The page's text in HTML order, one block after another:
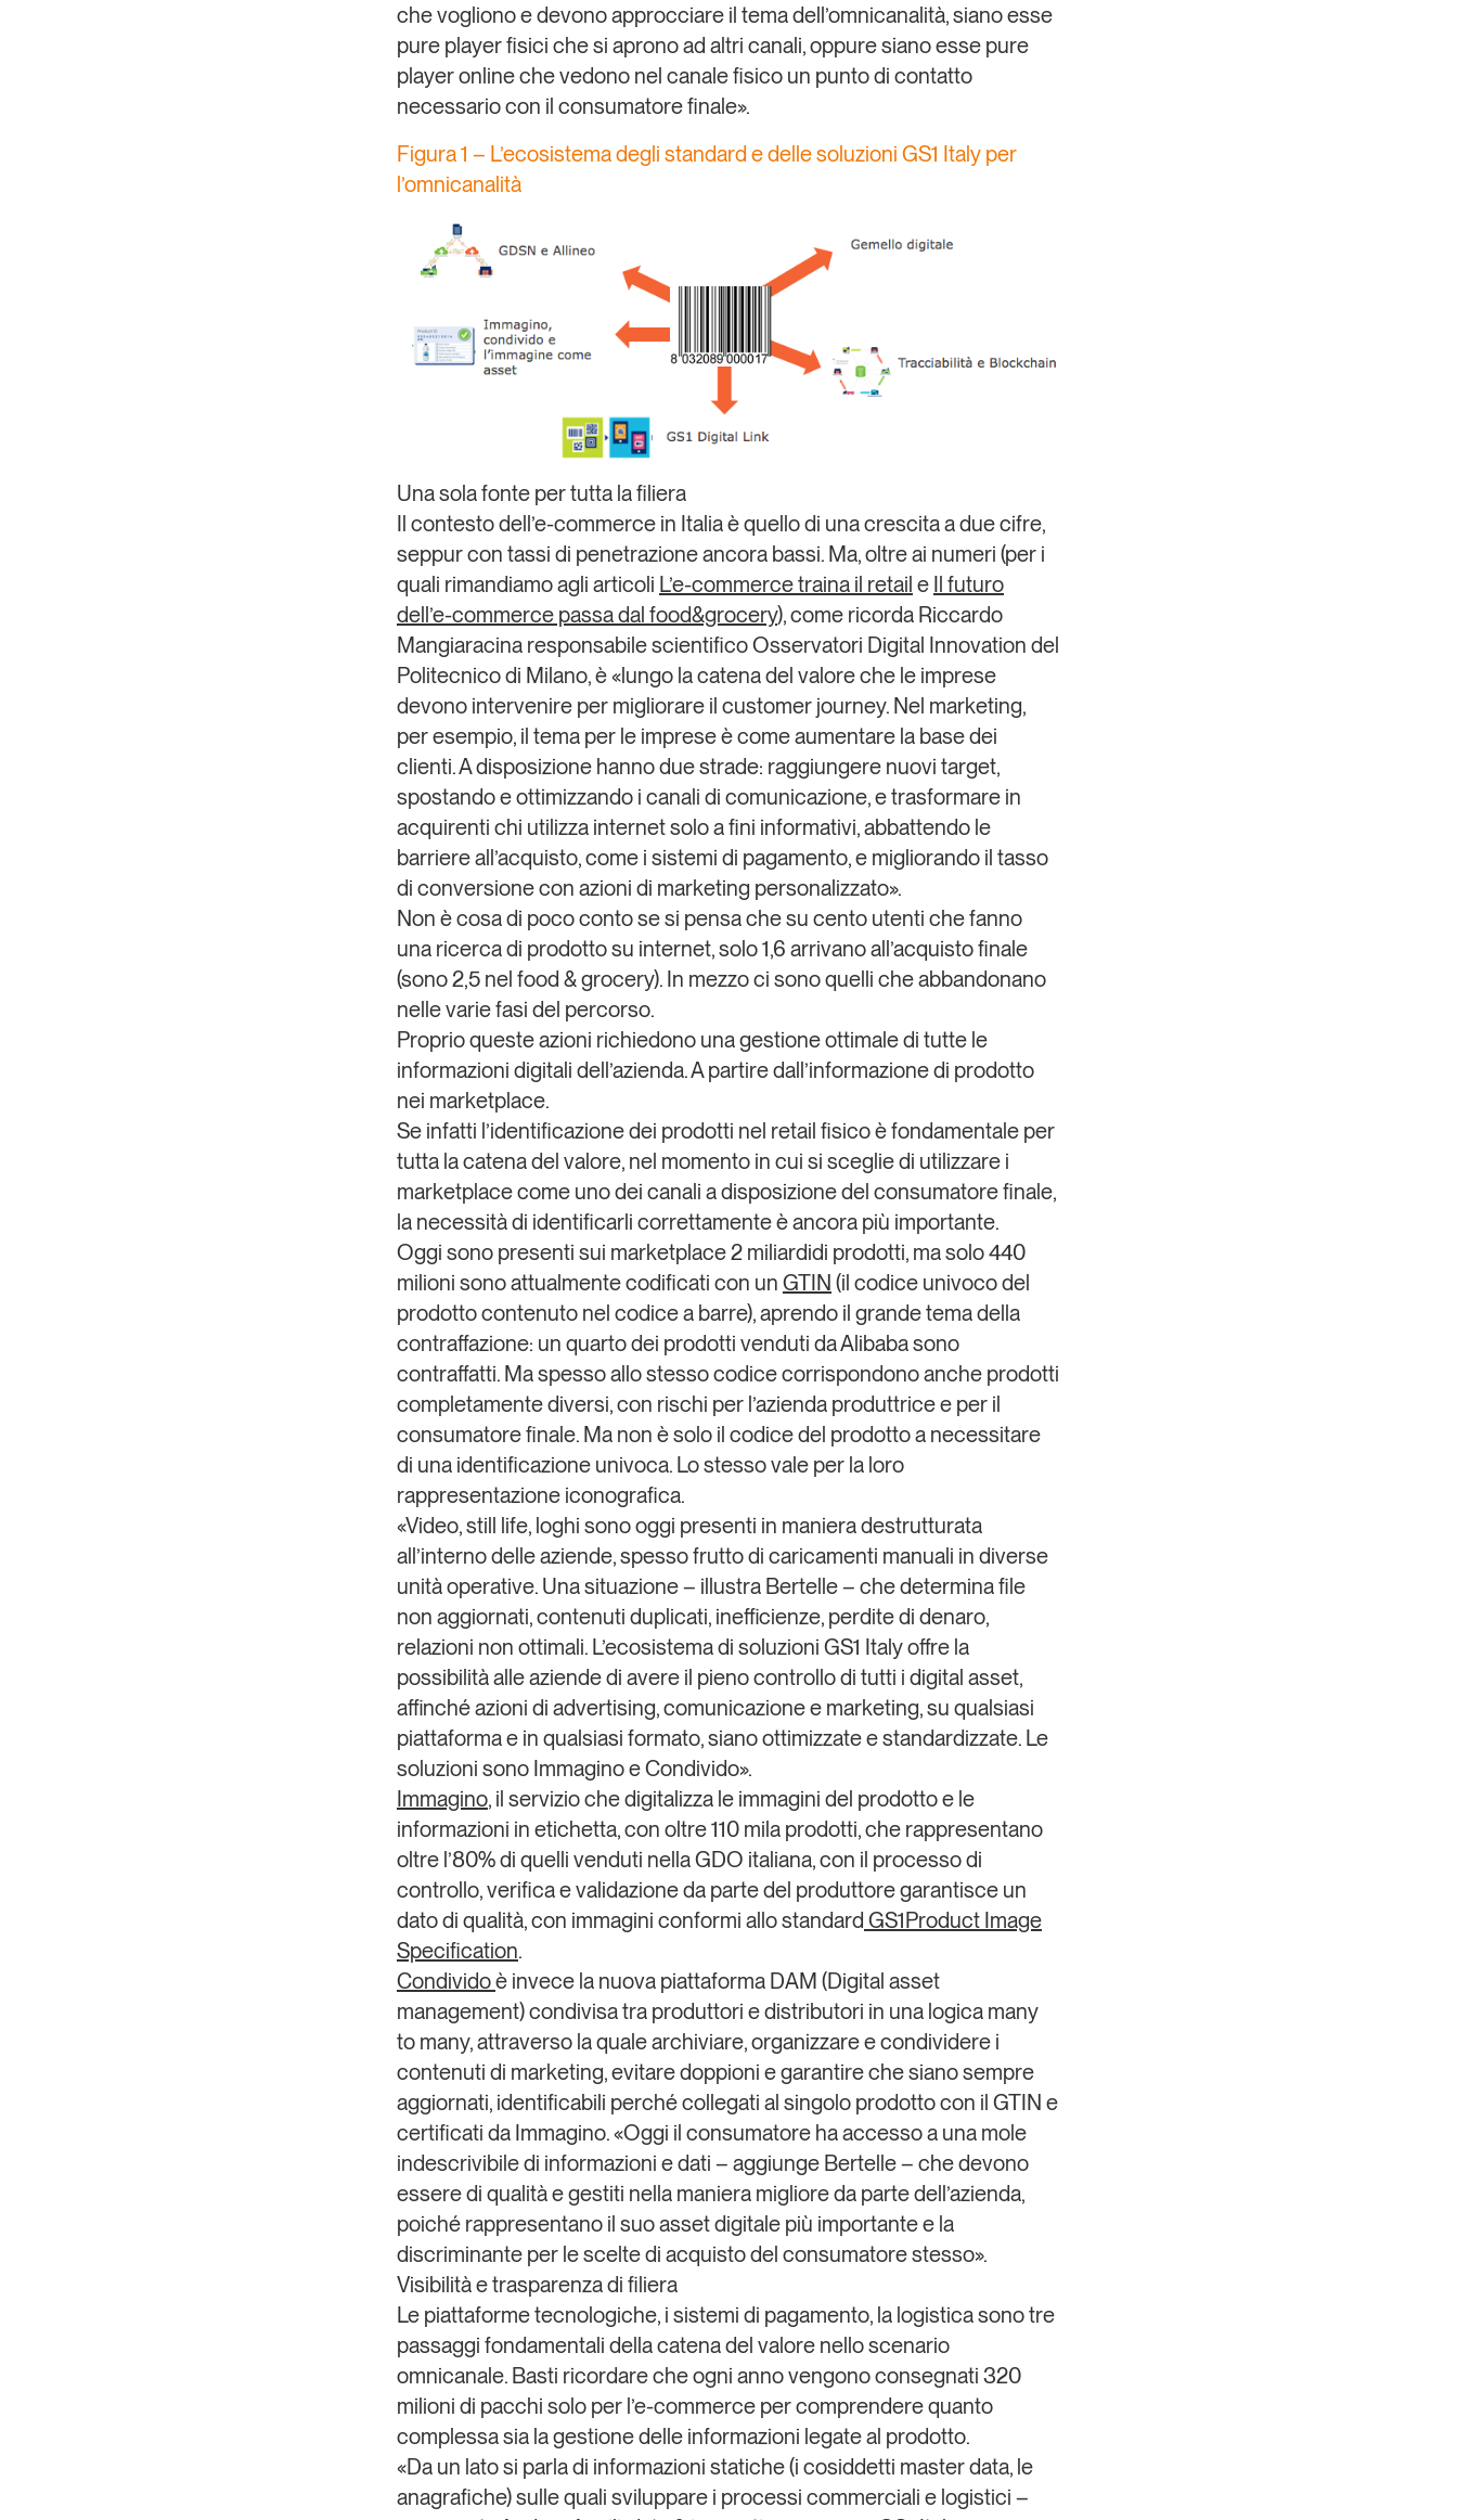
che vogliono e devono approcciare il tema dell’omnicanalità, siano esse
pure player fisici che si aprono ad altri canali, oppure siano esse pure
player online che vedono nel canale fisico un punto di contatto
necessario con il consumatore finale».
Figura 1 – L’ecosistema degli standard e delle soluzioni GS1 Italy per
l’omnicanalità
Una sola fonte per tutta la filiera
Il contesto dell’e-commerce in Italia è quello di una crescita a due cifre,
seppur con tassi di penetrazione ancora bassi. Ma, oltre ai numeri (per i
quali rimandiamo agli articoli L’e-commerce traina il retail e Il futuro
dell’e-commerce passa dal food&grocery), come ricorda Riccardo
Mangiaracinaresponsabile scientifico Osservatori Digital Innovation del
Politecnico di Milano, è «lungo la catena del valore che le imprese
devono intervenire per migliorare il customer journey. Nel marketing,
per esempio, il tema per le imprese è come aumentare la base dei
clienti. A disposizione hanno due strade: raggiungere nuovi target,
spostando e ottimizzando i canali di comunicazione, e trasformare in
acquirenti chi utilizza internet solo a fini informativi, abbattendo le
barriere all’acquisto, come i sistemi di pagamento, e migliorando il tasso
di conversione con azioni di marketing personalizzato».
Non è cosa di poco conto se si pensa che su cento utenti che fanno
una ricerca di prodotto su internet, solo 1,6 arrivano all’acquisto finale
(sono 2,5 nel food & grocery). In mezzo ci sono quelli che abbandonano
nelle varie fasi del percorso.
Proprio queste azioni richiedono una gestione ottimale di tutte le
informazioni digitali dell’azienda. A partire dall’informazione di prodotto
nei marketplace.
Se infatti l’identificazione dei prodotti nel retail fisico è fondamentale per
tutta la catena del valore, nel momento in cui si sceglie di utilizzare i
marketplace come uno dei canali a disposizione del consumatore finale,
la necessità di identificarli correttamente è ancora più importante.
Oggi sono presenti sui marketplace 2 miliardidi prodotti, ma solo 440
milioni sono attualmente codificati con un GTIN (il codice univoco del
prodotto contenuto nel codice a barre), aprendo il grande tema della
contraffazione: un quarto dei prodotti venduti daAlibabasono
contraffatti. Ma spesso allo stesso codice corrispondono anche prodotti
completamente diversi, con rischi per l’azienda produttrice e per il
consumatore finale. Ma non è solo il codice del prodotto a necessitare
di una identificazione univoca. Lo stesso vale per la loro
rappresentazione iconografica.
«Video, still life, loghi sono oggi presenti in maniera destrutturata
all’interno delle aziende, spesso frutto di caricamenti manuali in diverse
unità operative. Una situazione – illustra Bertelle – che determina file
non aggiornati, contenuti duplicati, inefficienze, perdite di denaro,
relazioni non ottimali. L’ecosistema di soluzioni GS1 Italyoffre la
possibilità alle aziende di avere il pieno controllo di tutti i digital asset,
affinché azioni di advertising, comunicazione e marketing, su qualsiasi
piattaforma e in qualsiasi formato, siano ottimizzate e standardizzate. Le
soluzioni sonoImmaginoeCondivido».
Immagino, il servizio che digitalizza le immagini del prodotto e le
informazioni in etichetta, con oltre 110 mila prodotti, che rappresentano
oltre l’80% di quelli venduti nella GDO italiana, con il processo di
controllo, verifica e validazione da parte del produttore garantisce un
dato di qualità, con immagini conformi allo standard GS1Product Image
Specification.
Condividoè invece la nuova piattaforma DAM (Digital asset
management) condivisa tra produttori e distributori in una logica many
to many, attraverso la quale archiviare, organizzare e condividere i
contenuti di marketing, evitare doppioni e garantire che siano sempre
aggiornati, identificabili perché collegati al singolo prodotto con il GTIN e
certificati da Immagino. «Oggi il consumatore ha accesso a una mole
indescrivibile di informazioni e dati – aggiunge Bertelle – che devono
essere di qualità e gestiti nella maniera migliore da parte dell’azienda,
poiché rappresentano il suo asset digitale più importante e la
discriminante per le scelte di acquisto del consumatore stesso».
Visibilità e trasparenza di filiera
Le piattaforme tecnologiche, i sistemi di pagamento, la logistica sono tre
passaggi fondamentali della catena del valore nello scenario
omnicanale. Basti ricordare che ogni anno vengono consegnati 320
milioni di pacchi solo per l’e-commerceper comprendere quanto
complessa sia la gestione delle informazioni legate al prodotto.
«Da un lato si parla di informazioni statiche (i cosiddetti master data, le
anagrafiche) sulle quali sviluppare i processi commerciali e logistici –